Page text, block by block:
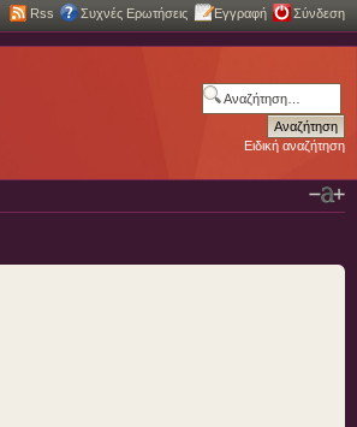
Rss Συχνές Ερωτήσεις Εγγραφή Σύνδεση
Ειδική αναζήτηση